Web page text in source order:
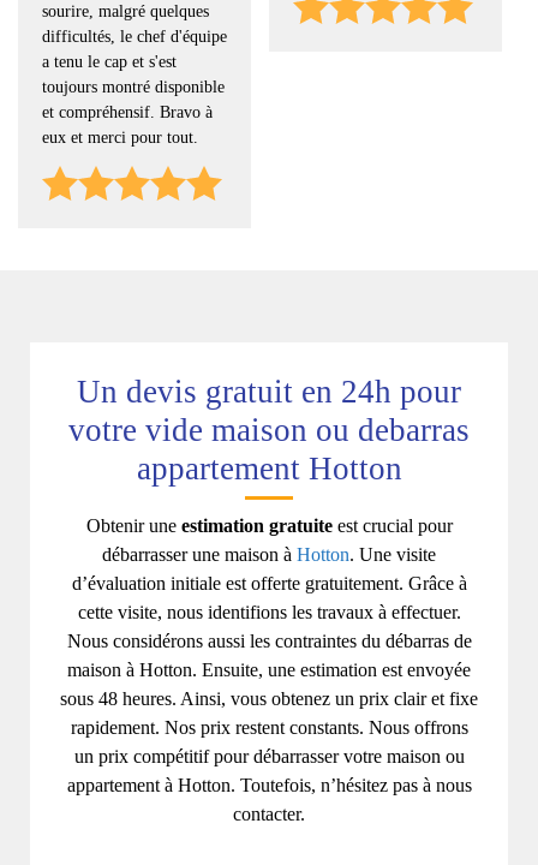
sourire, malgré quelques
difficultés, le chef d'équipe
a tenu le cap et s'est
toujours montré disponible
et compréhensif. Bravo à
eux et merci pour tout.
Un devis gratuit en 24h pour
votre vide maison ou debarras
appartement Hotton
Obtenir une estimation gratuiteest crucial pour
débarrasser une maison à Hotton. Une visite
d’évaluation initiale est offerte gratuitement. Grâce à
cette visite, nous identifions les travaux à effectuer.
Nous considérons aussi les contraintes du débarras de
maison à Hotton. Ensuite, une estimation est envoyée
sous 48 heures. Ainsi, vous obtenez un prix clair et fixe
rapidement. Nos prix restent constants. Nous offrons
un prix compétitif pour débarrasser votre maison ou
appartement à Hotton. Toutefois, n’hésitez pas à nous
contacter.